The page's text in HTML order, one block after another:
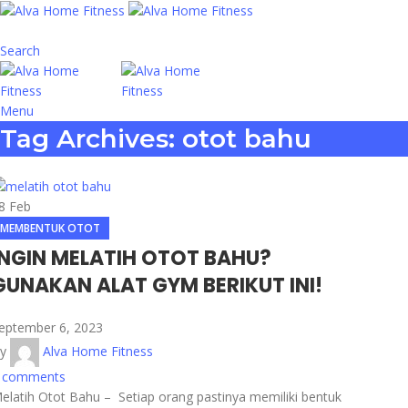
Search
Menu
Tag Archives: otot bahu
Feb
MEMBENTUK OTOT
MELATIH OTOT BAHU?
ALAT GYM BERIKUT INI!
6, 2023
Alva Home Fitness
comments
Otot Bahu – Setiap orang pastinya memiliki bentuk